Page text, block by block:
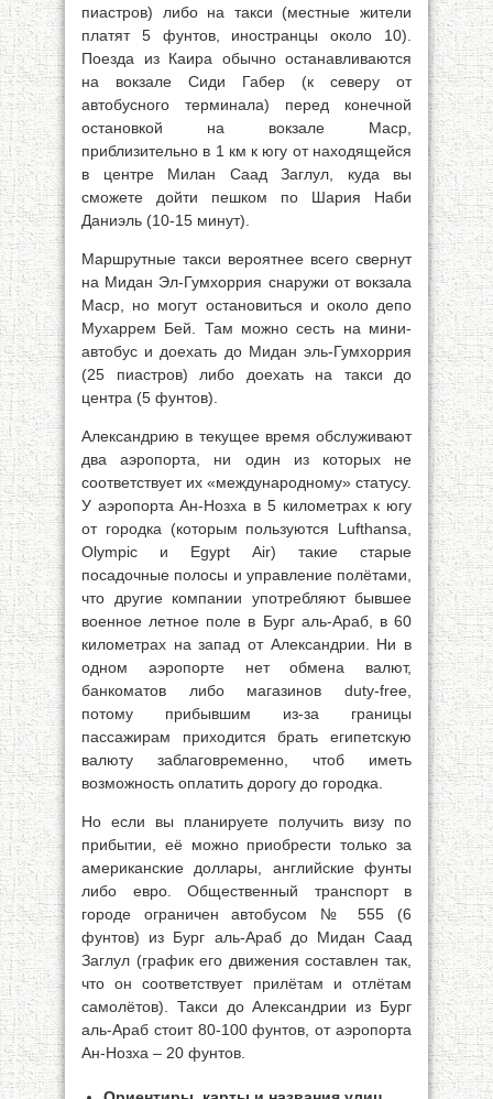
пиастров) либо на такси (местные жители
платят 5 фунтов, иностранцы около 10).
Поезда из Каира обычно останавливаются
на вокзале Сиди Габер (к северу от
автобусного терминала) перед конечной
остановкой на вокзале Маср,
приблизительно в 1 км к югу от находящейся
в центре Милан Саад Заглул, куда вы
сможете дойти пешком по Шария Наби
Даниэль (10-15 минут).
Маршрутные такси вероятнее всего свернут
на Мидан Эл-Гумхоррия снаружи от вокзала
Маср, но могут остановиться и около депо
Мухаррем Бей. Там можно сесть на мини-
автобус и доехать до Мидан эль-Гумхоррия
(25 пиастров) либо доехать на такси до
центра (5 фунтов).
Александрию в текущее время обслуживают
два аэропорта, ни один из которых не
соответствует их «международному» статусу.
У аэропорта Ан-Нозха в 5 километрах к югу
от городка (которым пользуются Lufthansa,
Olympic и Egypt Air) такие старые
посадочные полосы и управление полётами,
что другие компании употребляют бывшее
военное летное поле в Бург аль-Араб, в 60
километрах на запад от Александрии. Ни в
одном аэропорте нет обмена валют,
банкоматов либо магазинов duty-free,
потому прибывшим из-за границы
пассажирам приходится брать египетскую
валюту заблаговременно, чтоб иметь
возможность оплатить дорогу до городка.
Но если вы планируете получить визу по
прибытии, её можно приобрести только за
американские доллары, английские фунты
либо евро. Общественный транспорт в
городе ограничен автобусом № 555 (6
фунтов) из Бург аль-Араб до Мидан Саад
Заглул (график его движения составлен так,
что он соответствует прилётам и отлётам
самолётов). Такси до Александрии из Бург
аль-Араб стоит 80-100 фунтов, от аэропорта
Ан-Нозха – 20 фунтов.